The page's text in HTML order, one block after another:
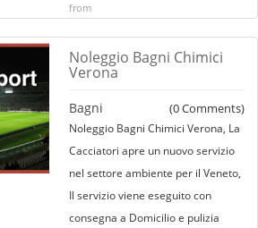
from
Noleggio Bagni Chimici
Verona
Bagni (0Comments)
Noleggio Bagni Chimici Verona, La
Cacciatori apre un nuovo servizio
nel settore ambiente per il Veneto,
Il servizio viene eseguito con
consegna a Domicilio e pulizia